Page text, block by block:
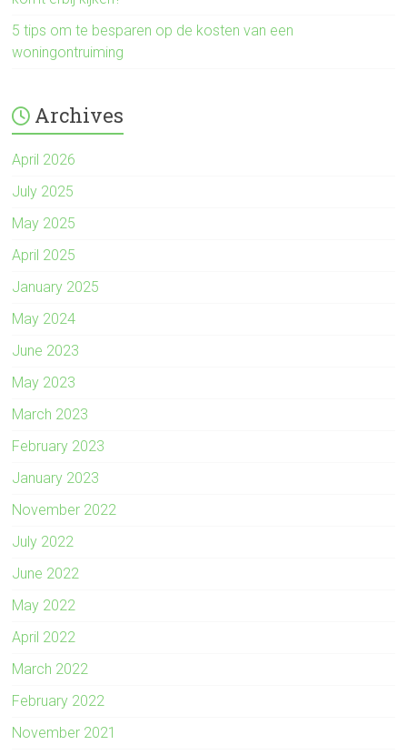
5 tips om te besparen op de kosten van een
woningontruiming
Archives
April 2026
July 2025
May 2025
April 2025
January 2025
May 2024
June 2023
May 2023
March 2023
February 2023
January 2023
November 2022
July 2022
June 2022
May 2022
April 2022
March 2022
February 2022
November 2021